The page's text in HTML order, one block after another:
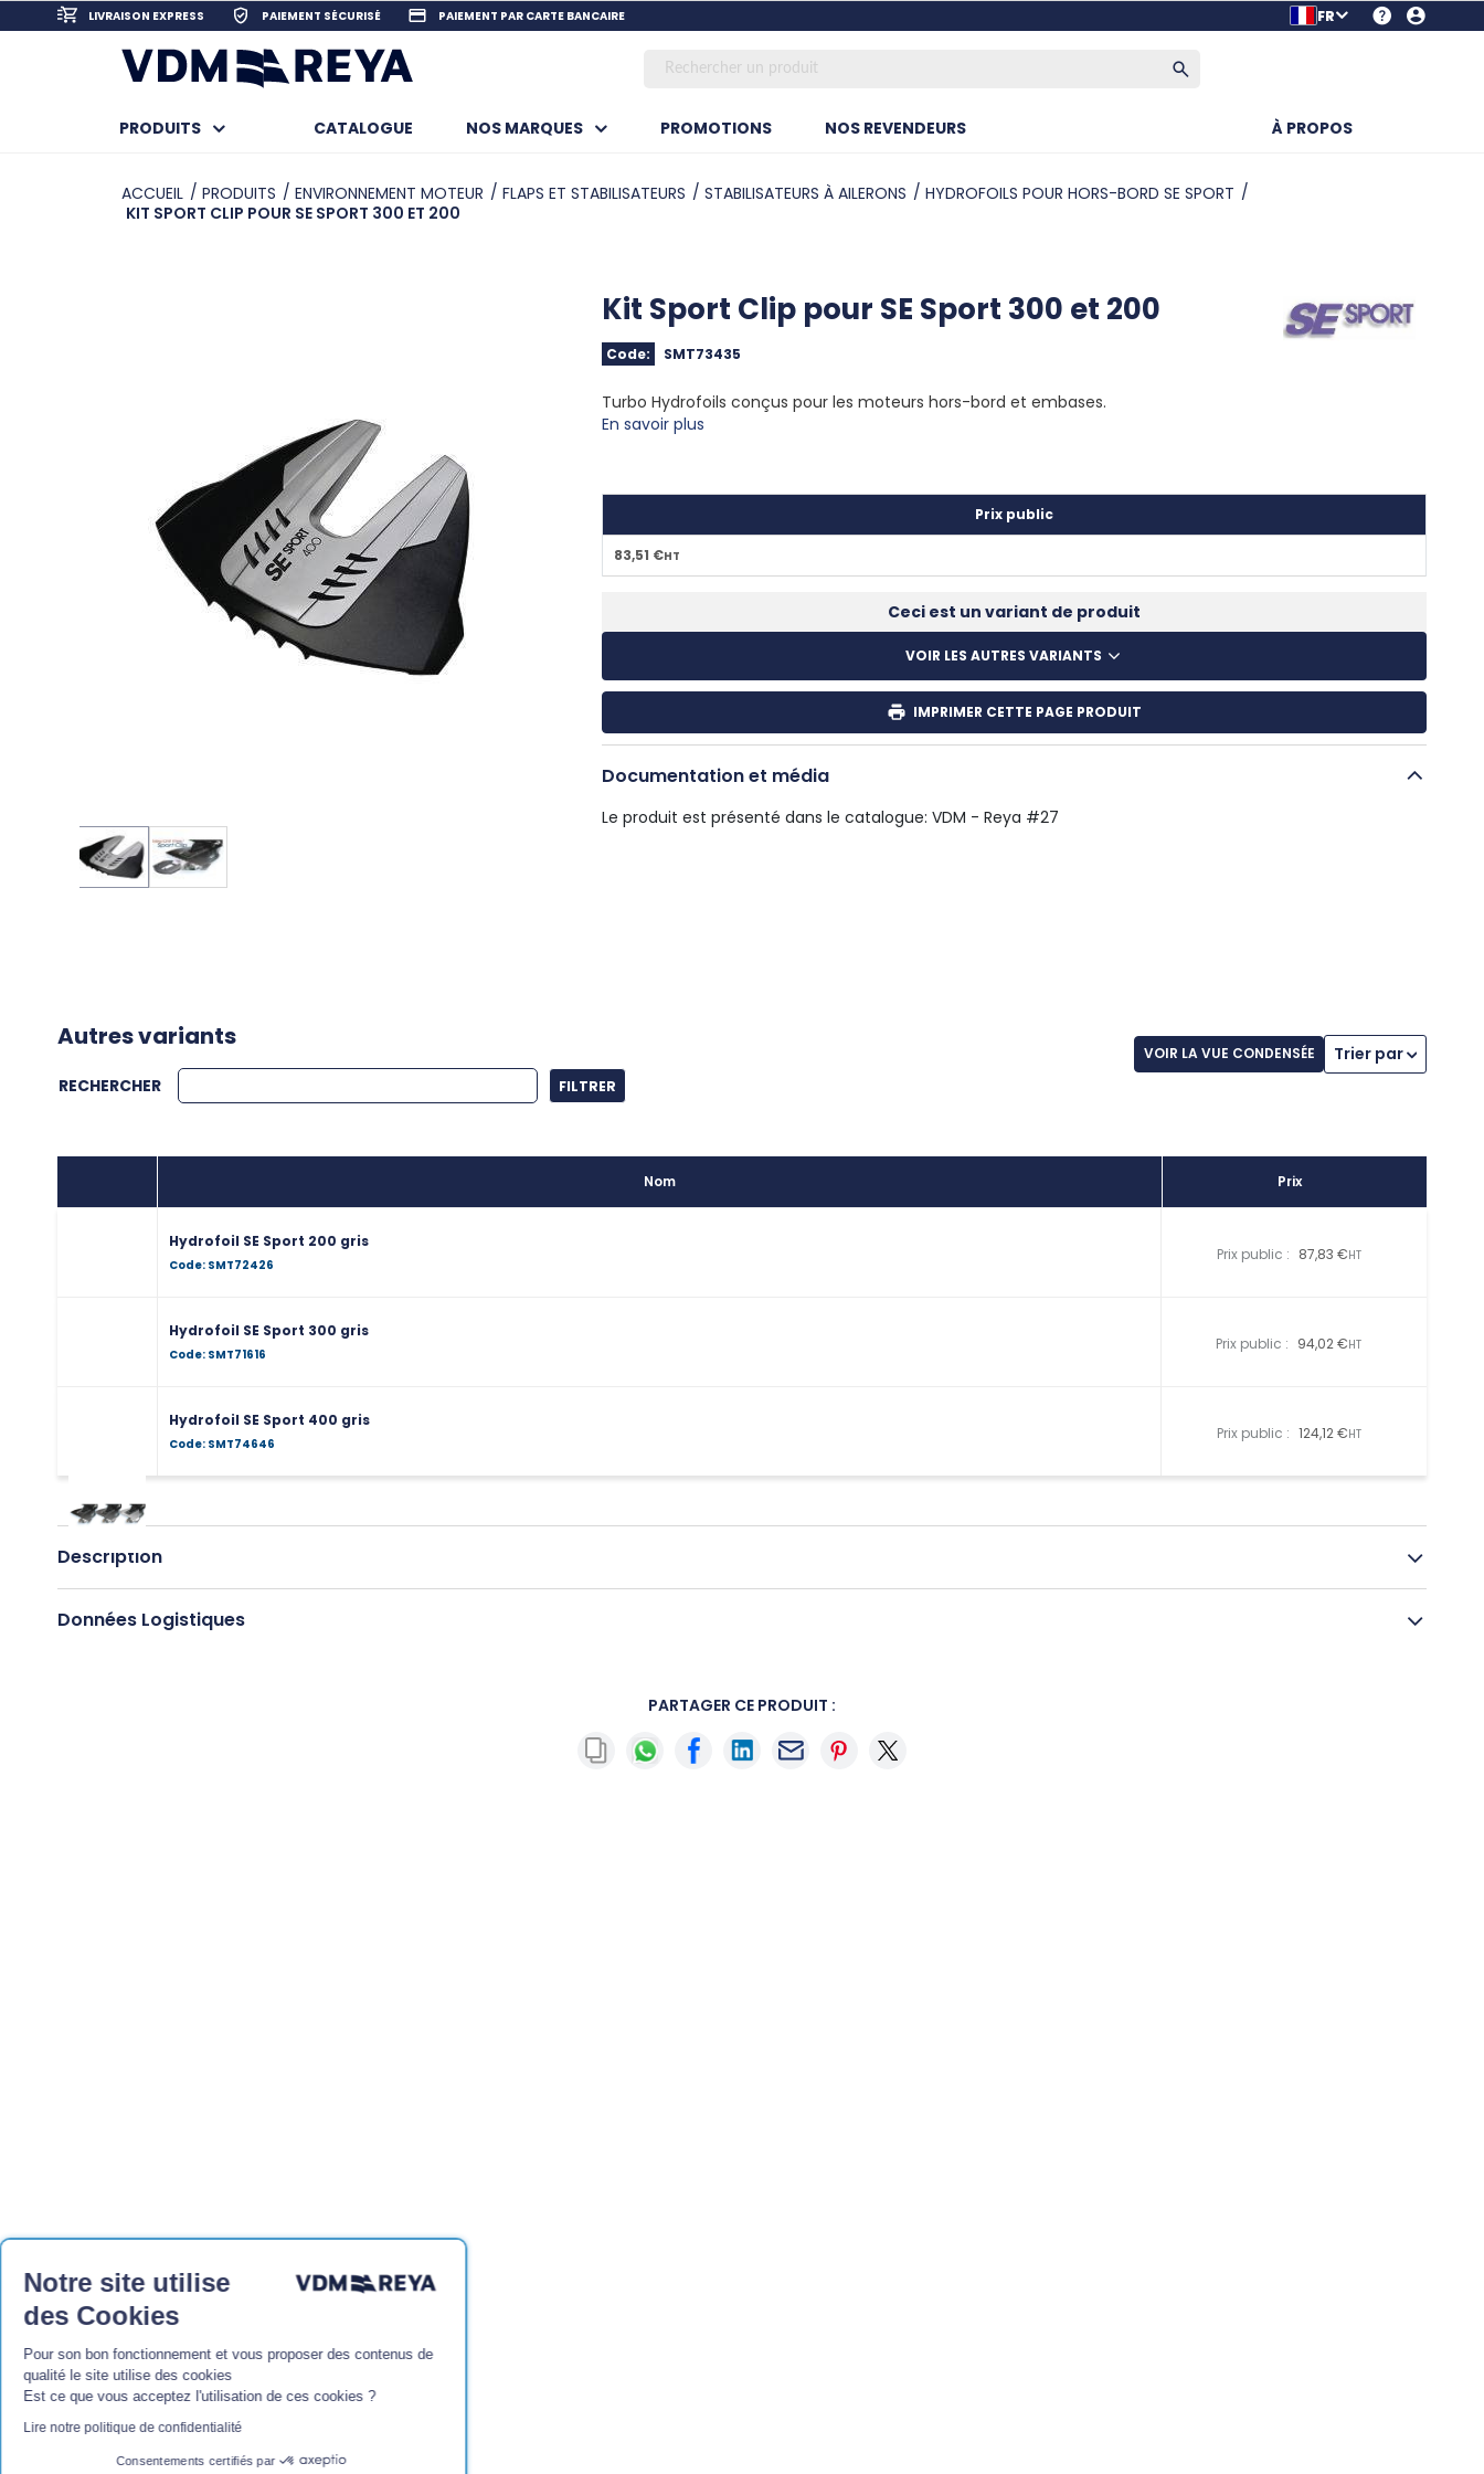
Notre site utilise
des Cookies
Pour son bon fonctionnement et vous proposer des contenus de
qualité le site utilise des cookies
Est ce que vous acceptez l'utilisation de ces cookies ?
Lire notre politique de confidentialité
Consentements certifiés par
SKIP TO MAIN CONTENT FR
LIVRAISON EXPRESS PAIEMENT SÉCURISÉ PAIEMENT PAR CARTE BANCAIRE
PRODUITS CATALOGUE NOS MARQUES PROMOTIONS NOS REVENDEURS À PROPOS
ACCUEIL PRODUITS ENVIRONNEMENT MOTEUR FLAPS ET STABILISATEURS STABILISATEURS À AILERONS
HYDROFOILS POUR HORS-BORD SE SPORT
KIT SPORT CLIP POUR SE SPORT 300 ET 200
Kit Sport Clip pour SE Sport 300 et 200
Code: SMT73435
Turbo Hydrofoils conçus pour les moteurs hors-bord et embases.
En savoir plus
Prix public
83,51 €HT
Ceci est un variant de produit
VOIR LES AUTRES VARIANTS
IMPRIMER CETTE PAGE PRODUIT
Documentation et média
Le produit est présenté dans le catalogue: VDM - Reya #27
RECHERCHER FILTRER
Autres variants
VOIR LA VUE CONDENSÉE Trier par
Nom Prix
Hydrofoil SE Sport 200 gris
Code: SMT72426
Prix public : 87,83 €HT
Hydrofoil SE Sport 300 gris
Code: SMT71616
Prix public : 94,02 €HT
Hydrofoil SE Sport 400 gris
Code: SMT74646
Prix public : 124,12 €HT
Description
Données Logistiques
PARTAGER CE PRODUIT :